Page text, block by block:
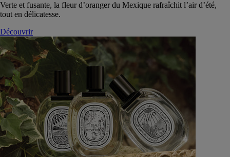
Verte et fusante, la fleur d’oranger du Mexique rafraîchit l’air d’été,
tout en délicatesse.
Découvrir